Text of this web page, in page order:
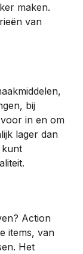
maken.
van
bij
in en om
lager dan
kunt
Action
items, van
Het